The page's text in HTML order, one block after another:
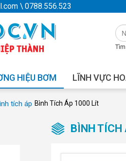
\ 0788.556.523
HIỆU BƠM LĨNH VỰC
tích áp Bình Tích Áp 1000 Lít
BÌNH